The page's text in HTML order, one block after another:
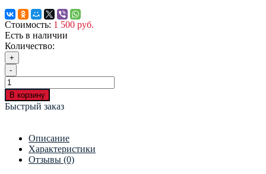
Стоимость: 1 500 руб.
Есть в наличии
Количество:
+
-
В корзину
Быстрый заказ
Описание
Характеристики
Отзывы (0)